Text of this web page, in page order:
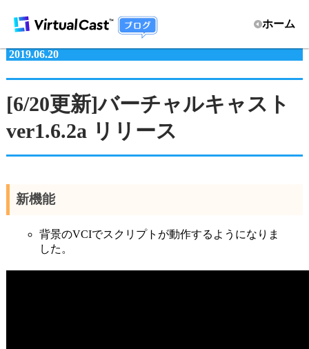
ホーム
2019.06.20
[6/20更新]バーチャルキャスト
ver1.6.2a リリース
新機能
背景のVCIでスクリプトが動作するようになりま
した。